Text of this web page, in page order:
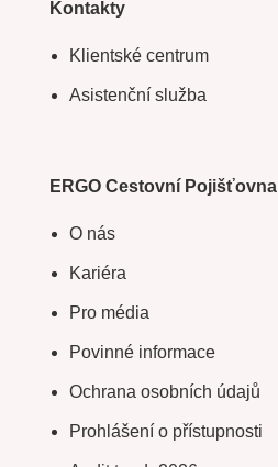
Kontakty
Klientské centrum
Asistenční služba
ERGO Cestovní Pojišťovna
O nás
Kariéra
Pro média
Povinné informace
Ochrana osobních údajů
Prohlášení o přístupnosti